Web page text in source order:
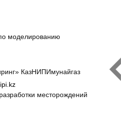
моделированию
КазНИПИмунайгаз
месторождений